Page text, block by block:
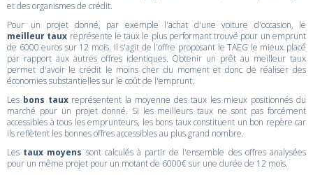
et des organismes de crédit.
Pour un projet donné, par exemple l'achat d'une voiture d'occasion, le
meilleur taux représente le taux le plus performant trouvé pour un emprunt
de 6000 euros sur 12 mois. Il s'agit de l'offre proposant le TAEG le mieux placé
par rapport aux autres offres identiques. Obtenir un prêt au meilleur taux
permet d'avoir le crédit le moins cher du moment et donc de réaliser des
économies substantielles sur le coût de l'emprunt.
Les bons tauxreprésentent la moyenne des taux les mieux positionnés du
marché pour un projet donné. Si les meilleurs taux ne sont pas forcément
accessibles à tous les emprunteurs, les bons taux constituent un bon repère car
ils reflètent les bonnes offres accessibles au plus grand nombre.
Les taux moyens sont calculés à partir de l'ensemble des offres analysées
pour un même projet pour un motant de 6000€ sur une durée de 12 mois.